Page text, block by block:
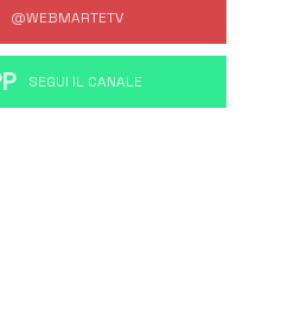
@WEBMARTETV
‎SEGUI IL CANALE